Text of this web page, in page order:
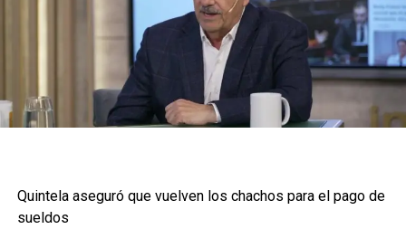
Quintela aseguró que vuelven los chachos para el pago de
sueldos